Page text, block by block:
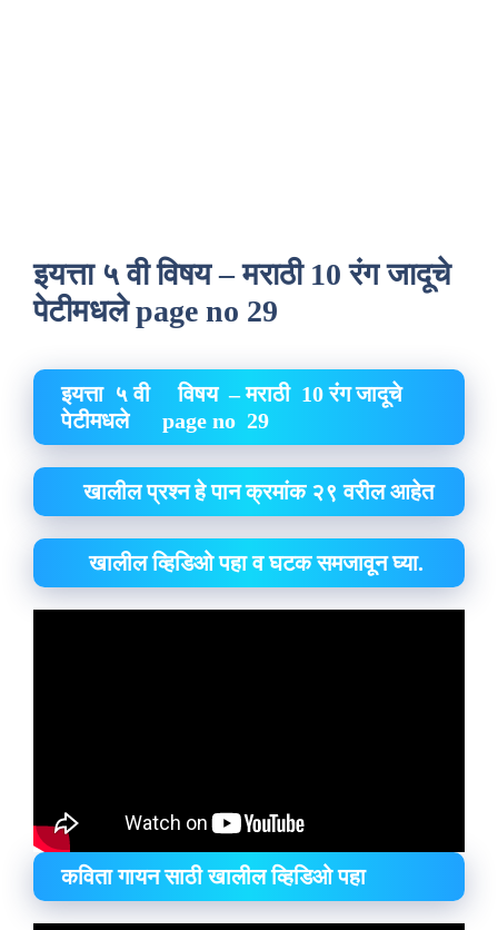
इयत्ता ५ वी विषय – मराठी 10 रंग जादूचे
पेटीमधले page no 29
इयत्ता ५ वी विषय – मराठी 10 रंग जादूचे
पेटीमधले page no 29
खालील प्रश्न हे पान क्रमांक २९ वरील आहेत
खालील व्हिडिओ पहा व घटक समजावून घ्या.
कविता गायन साठी खालील व्हिडिओ पहा